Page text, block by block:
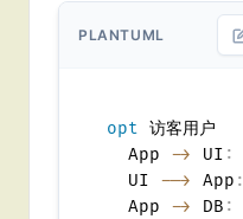
PLANTUML
opt 访客用户
  App
-> UI :
  UI
--> App :
  App
-> DB :